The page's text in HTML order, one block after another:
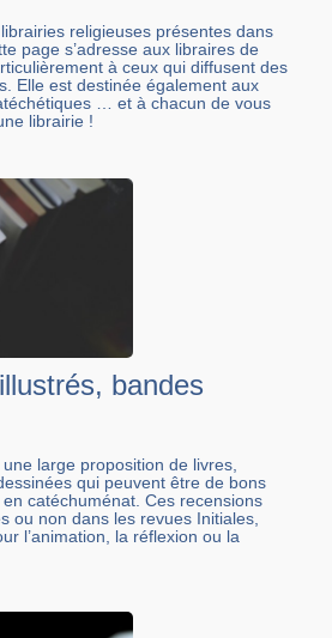
religieuses présentes dans
page s’adresse aux libraires de
à ceux qui diffusent des
Elle est destinée également aux
… et à chacun de vous
librairie !
bandes
large proposition de livres,
qui peuvent être de bons
catéchuménat. Ces recensions
ou non dans les revues Initiales,
l’animation, la réflexion ou la